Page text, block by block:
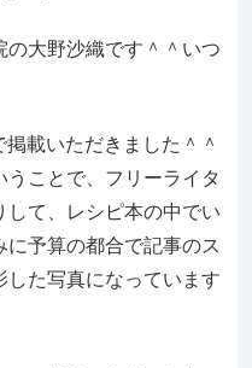
の大野沙織です＾＾いつ
載いただきました＾＾
ことで、フリーライタ
して、レシピ本の中でい
に予算の都合で記事のス
した写真になっています